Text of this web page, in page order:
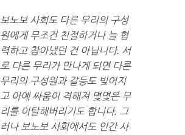
보노보 사회도 다른 무리의 구성
원에게 무조건 친절하거나 늘 협
력하고 참아냈던 건 아닙니다. 서
로 다른 무리가 만나게 되면 다른
무리의 구성원과 갈등도 빚어지
고 아예 싸움이 격해져 몇몇은 무
리를 이탈해버리기도 합니다. 그
러나 보노보 사회에서도 인간 사